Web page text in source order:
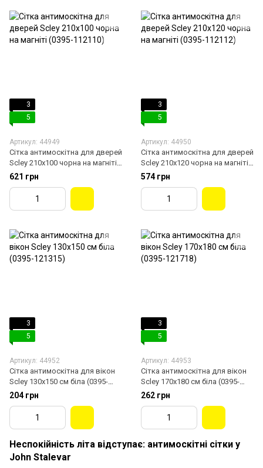
3
5
Артикул: 44949
Сітка антимоскітна для дверей
Scley 210х100 чорна на магніті
(0395-112110)
621 грн
3
5
Артикул: 44950
Сітка антимоскітна для дверей
Scley 210х120 чорна на магніті
(0395-112112)
574 грн
3
5
Артикул: 44952
Сітка антимоскітна для вікон
Scley 130х150 см біла (0395-
121315)
204 грн
3
5
Артикул: 44953
Сітка антимоскітна для вікон
Scley 170х180 см біла (0395-
121718)
262 грн
Неспокійність літа відступає: антимоскітні сітки у
John Stalevar